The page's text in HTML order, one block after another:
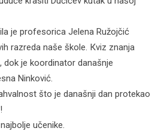
je profesorica Jelena Ružojčić
razreda naše škole. Кviz znanja
dok je koordinator današnje
Ninković.
što je današnji dan protekao
učenike.